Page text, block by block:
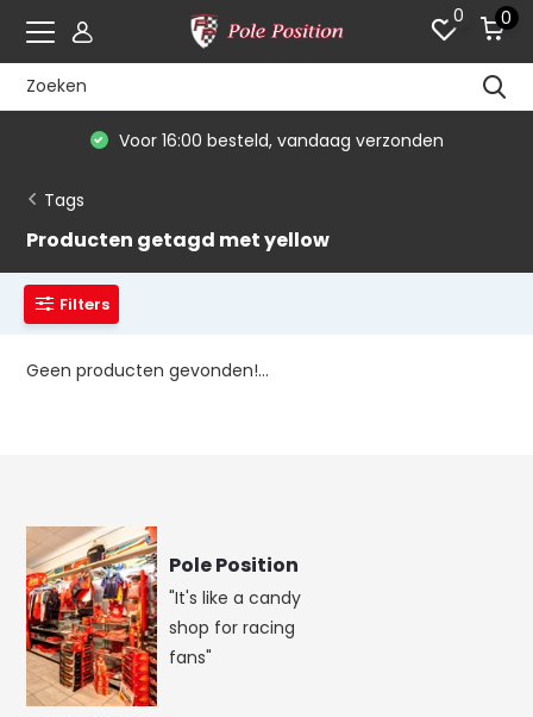
0 0
Voor 16:00 besteld, vandaag verzonden
Tags
Producten getagd met yellow
Filters
Geen producten gevonden!...
Pole Position
"It's like a candy
shop for racing
fans"